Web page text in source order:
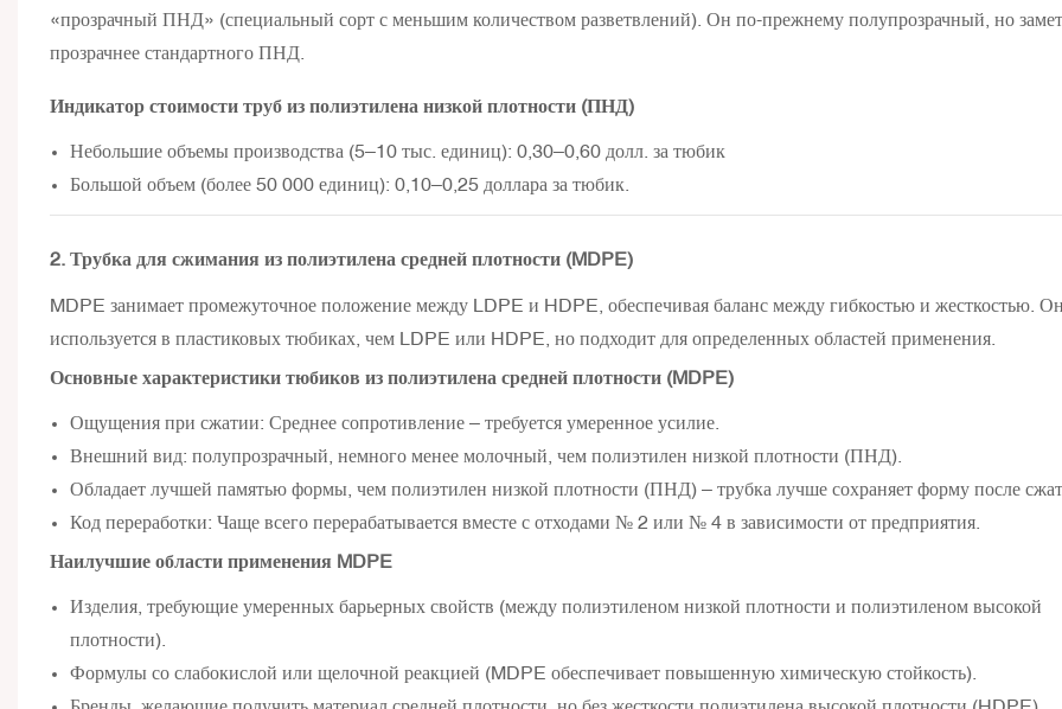
«прозрачный ПНД» (специальный сорт с меньшим количеством разветвлений). Он по-прежнему полупрозрачный, но
прозрачнее стандартного ПНД.
Индикатор стоимости труб из полиэтилена низкой плотности (ПНД)
Небольшие объемы производства (5–10 тыс. единиц): 0,30–0,60 долл. за тюбик
Большой объем (более 50 000 единиц): 0,10–0,25 доллара за тюбик.
2. Трубка для сжимания из полиэтилена средней плотности (MDPE)
MDPE занимает промежуточное положение между LDPE и HDPE, обеспечивая баланс между гибкостью и жесткостью.
используется в пластиковых тюбиках, чем LDPE или HDPE, но подходит для определенных областей применения.
Основные характеристики тюбиков из полиэтилена средней плотности (MDPE)
Ощущения при сжатии: Среднее сопротивление – требуется умеренное усилие.
Внешний вид: полупрозрачный, немного менее молочный, чем полиэтилен низкой плотности (ПНД).
Обладает лучшей памятью формы, чем полиэтилен низкой плотности (ПНД) – трубка лучше сохраняет форму после
Код переработки: Чаще всего перерабатывается вместе с отходами № 2 или № 4 в зависимости от предприятия.
Наилучшие области применения MDPE
Изделия, требующие умеренных барьерных свойств (между полиэтиленом низкой плотности и полиэтиленом высокой
плотности).
Формулы со слабокислой или щелочной реакцией (MDPE обеспечивает повышенную химическую стойкость).